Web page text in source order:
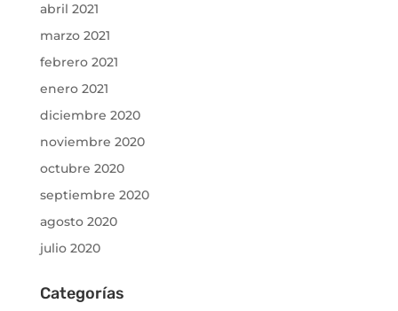
abril 2021
marzo 2021
febrero 2021
enero 2021
diciembre 2020
noviembre 2020
octubre 2020
septiembre 2020
agosto 2020
julio 2020
Categorías